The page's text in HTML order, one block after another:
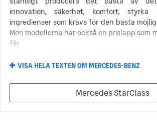
innovation, säkerhet, komfort,
ingredienser som krävs för den bästa
Men modellerna har också en prislapp som
får.
När man letar efter en lyxig bil i den
är ute efter en liten familjebil som
lyxig suv som GLC-klass eller en sportig
vilken nyligen krossade allt motstånd i
grund av den höga kvaliteten och den
VISA HELA TEXTEN OM MERCEDES-BENZ
Mercedes StarClass